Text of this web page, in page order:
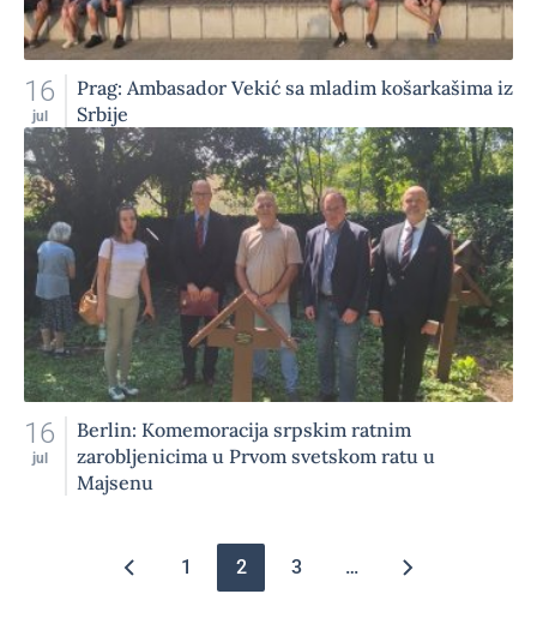
16
jul
Prag: Ambasador Vekić sa mladim košarkašima iz
Srbije
16
jul
Berlin: Komemoracija srpskim ratnim
zarobljenicima u Prvom svetskom ratu u
Majsenu
Pagination
1 2 3 …